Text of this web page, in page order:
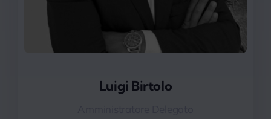
Luigi Birtolo
Luigi Birtolo